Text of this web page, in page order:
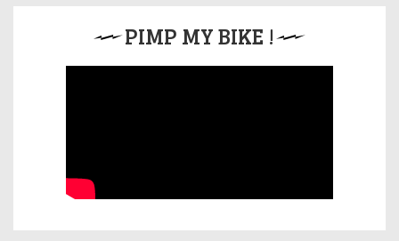
PIMP MY BIKE !